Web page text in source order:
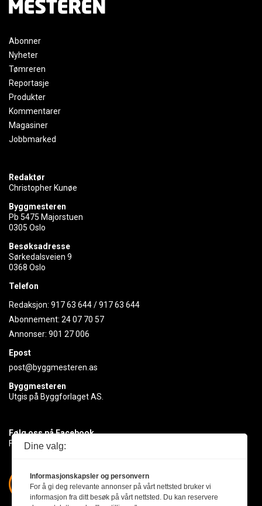
Abonner
Nyheter
Tømreren
Reportasje
Produkter
Kommentarer
Magasiner
Jobbmarked
Redaktør
Christopher Kunøe
Byggmesteren
Pb 5475 Majorstuen
0305 Oslo
Besøksadresse
Sørkedalsveien 9
0368 Oslo
Telefon
Redaksjon: 917 63 644/917 63 644
Abonnement: 24 07 70 57
Annonser: 901 27 006
Epost
post@byggmesteren.as
Byggmesteren
Utgis på Byggforlaget AS.
Følg oss på Facebook
Få med deg det siste innen byggebransjen
Dine valg:
Informasjonskapsler og personvern
For å gi deg relevante annonser på vårt nettsted bruker vi
informasjon fra ditt besøk på vårt nettsted. Du kan reservere